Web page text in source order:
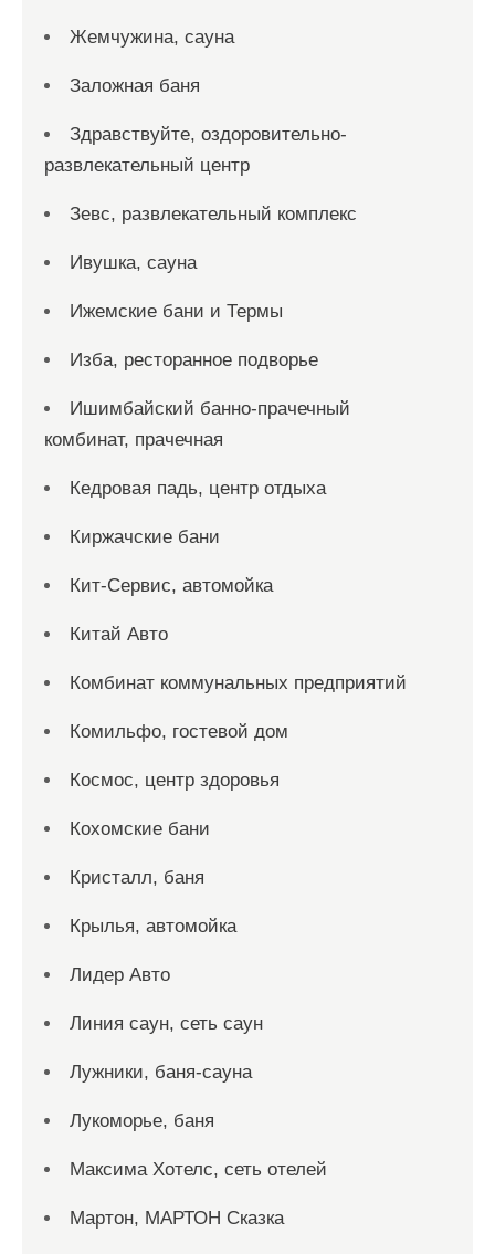
Жемчужина, сауна
Заложная баня
Здравствуйте, оздоровительно-
развлекательный центр
Зевс, развлекательный комплекс
Ивушка, сауна
Ижемские бани и Термы
Изба, ресторанное подворье
Ишимбайский банно-прачечный
комбинат, прачечная
Кедровая падь, центр отдыха
Киржачские бани
Кит-Сервис, автомойка
Китай Авто
Комбинат коммунальных предприятий
Комильфо, гостевой дом
Космос, центр здоровья
Кохомские бани
Кристалл, баня
Крылья, автомойка
Лидер Авто
Линия саун, сеть саун
Лужники, баня-сауна
Лукоморье, баня
Максима Хотелс, сеть отелей
Мартон, МАРТОН Сказка